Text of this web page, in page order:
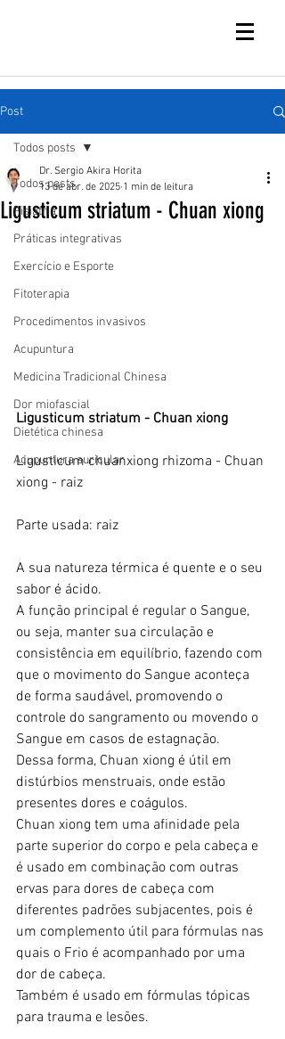
Post
Todos posts
Fisiatria
Práticas integrativas
Exercício e Esporte
Fitoterapia
Procedimentos invasivos
Acupuntura
Medicina Tradicional Chinesa
Dor miofascial
Dietética chinesa
Acupuntura auricular
Todos posts
Ligusticum striatum - Chuan xiong
Dr. Sergio Akira Horita
13 de abr. de 2025 1 min de leitura
Ligusticum striatum - Chuan xiong
Ligusticum chuanxiong rhizoma - Chuan
xiong - raiz
Parte usada: raiz
A sua natureza térmica é quente e o seu
sabor é ácido.
A função principal é regular o Sangue,
ou seja, manter sua circulação e
consistência em equilíbrio, fazendo com
que o movimento do Sangue aconteça
de forma saudável, promovendo o
controle do sangramento ou movendo o
Sangue em casos de estagnação.
Dessa forma, Chuan xiong é útil em
distúrbios menstruais, onde estão
presentes dores e coágulos.
Chuan xiong tem uma afinidade pela
parte superior do corpo e pela cabeça e
é usado em combinação com outras
ervas para dores de cabeça com
diferentes padrões subjacentes, pois é
um complemento útil para fórmulas nas
quais o Frio é acompanhado por uma
dor de cabeça.
Também é usado em fórmulas tópicas
para trauma e lesões.